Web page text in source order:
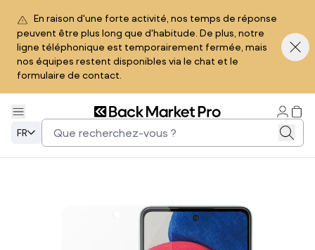
En raison d'une forte activité, nos temps de réponse
peuvent être plus long que d'habitude. De plus, notre
ligne téléphonique est temporairement fermée, mais
nos équipes restent disponibles via le chat et le
formulaire de contact.
FR